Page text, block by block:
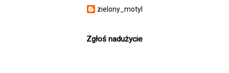
zielony_motyl
Zgłoś nadużycie